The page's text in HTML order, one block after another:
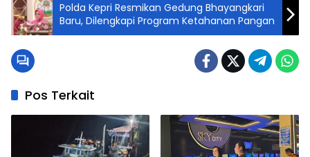
Polda Kepri Resmikan Gedung Bhayangkari
Baru, Dilengkapi Program Ketahanan Pangan
Pos Terkait